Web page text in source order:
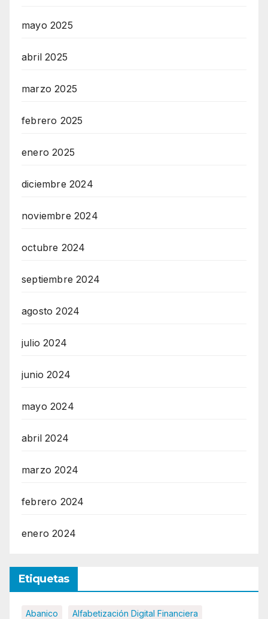
mayo 2025
abril 2025
marzo 2025
febrero 2025
enero 2025
diciembre 2024
noviembre 2024
octubre 2024
septiembre 2024
agosto 2024
julio 2024
junio 2024
mayo 2024
abril 2024
marzo 2024
febrero 2024
enero 2024
Etiquetas
Abanico Alfabetización Digital Financiera